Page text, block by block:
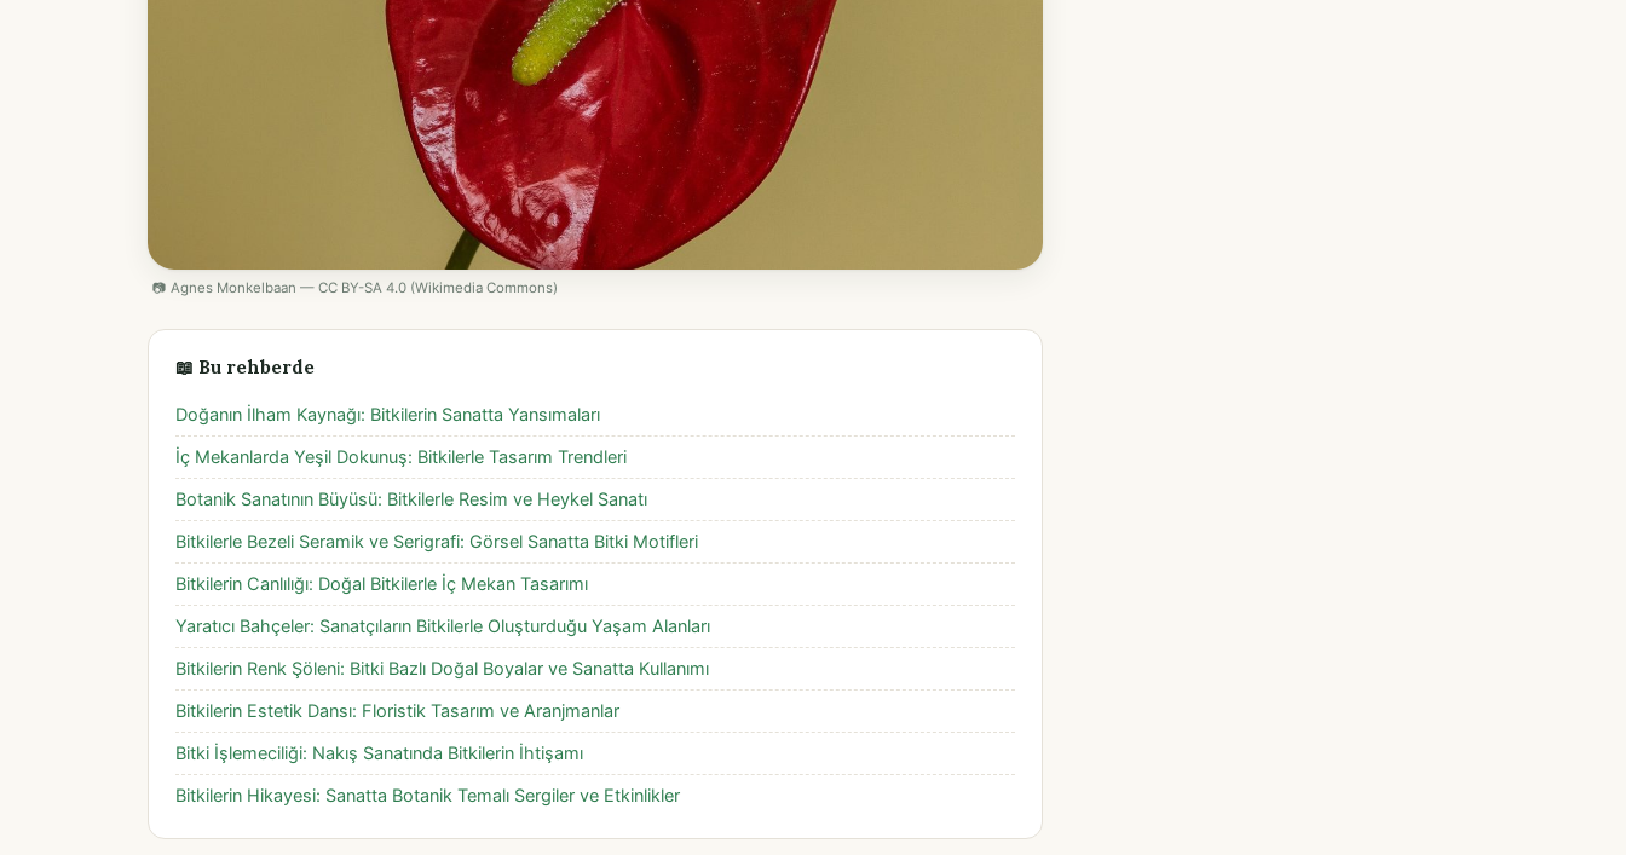
📷 Agnes Monkelbaan — CC BY-SA 4.0 (Wikimedia Commons)
📖 Bu rehberde
Doğanın İlham Kaynağı: Bitkilerin Sanatta Yansımaları
İç Mekanlarda Yeşil Dokunuş: Bitkilerle Tasarım Trendleri
Botanik Sanatının Büyüsü: Bitkilerle Resim ve Heykel Sanatı
Bitkilerle Bezeli Seramik ve Serigrafi: Görsel Sanatta Bitki Motifleri
Bitkilerin Canlılığı: Doğal Bitkilerle İç Mekan Tasarımı
Yaratıcı Bahçeler: Sanatçıların Bitkilerle Oluşturduğu Yaşam Alanları
Bitkilerin Renk Şöleni: Bitki Bazlı Doğal Boyalar ve Sanatta Kullanımı
Bitkilerin Estetik Dansı: Floristik Tasarım ve Aranjmanlar
Bitki İşlemeciliği: Nakış Sanatında Bitkilerin İhtişamı
Bitkilerin Hikayesi: Sanatta Botanik Temalı Sergiler ve Etkinlikler